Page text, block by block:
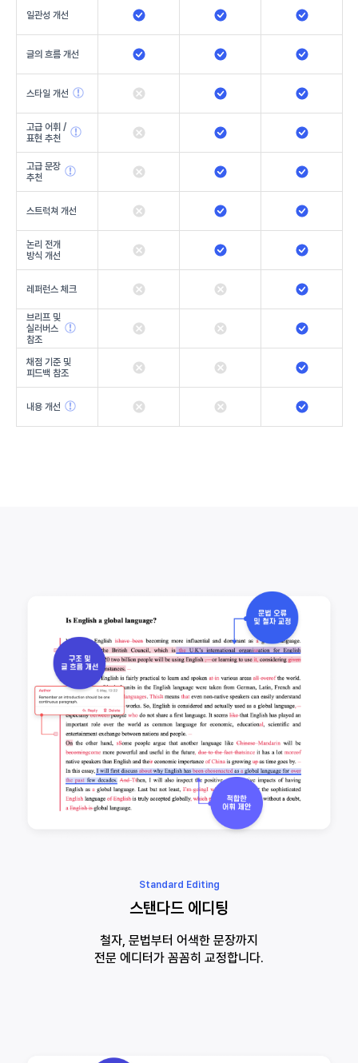
일관성 개선
글의 흐름 개선
스타일 개선
고급 어휘 /
표현 추천
고급 문장
추천
스트럭쳐 개선
논리 전개
방식 개선
레퍼런스 체크
브리프 및
실러버스
참조
채점 기준 및
피드백 참조
내용 개선
Standard Editing
스탠다드 에디팅
철자, 문법부터 어색한 문장까지
전문 에디터가 꼼꼼히 교정합니다.